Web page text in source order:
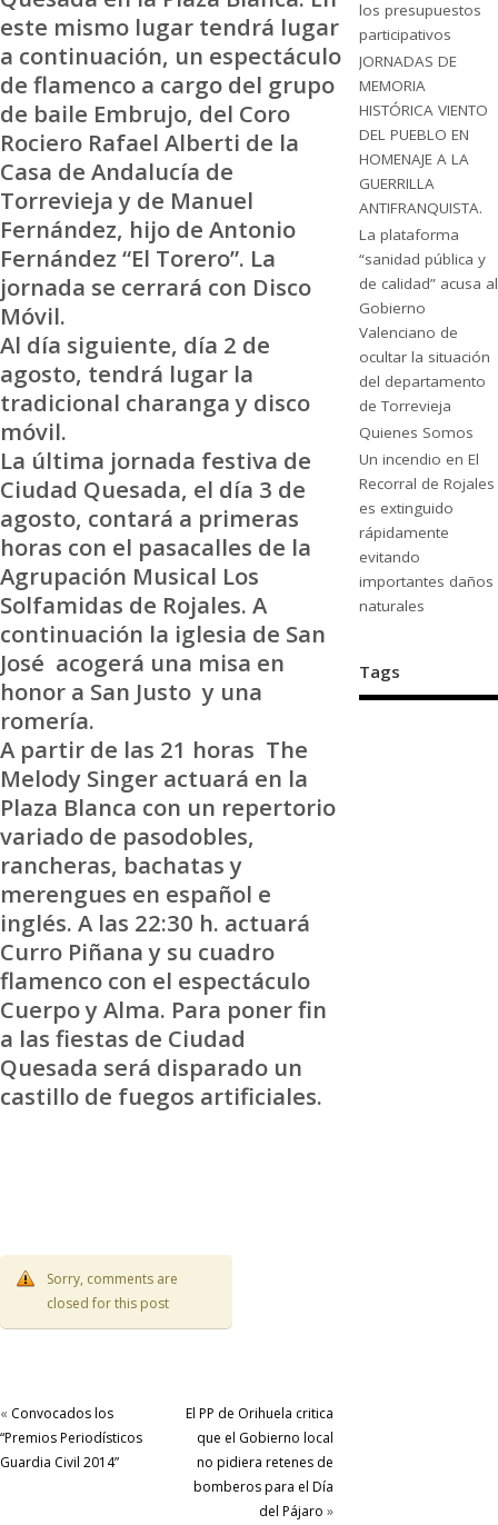
este mismo lugar tendrá lugar
a continuación, un espectáculo
de flamenco a cargo del grupo
de baile Embrujo, del Coro
Rociero Rafael Alberti de la
Casa de Andalucía de
Torrevieja y de Manuel
Fernández, hijo de Antonio
Fernández “El Torero”. La
jornada se cerrará con Disco
Móvil.
Al día siguiente, día 2 de
agosto, tendrá lugar la
tradicional charanga y disco
móvil.
La última jornada festiva de
Ciudad Quesada, el día 3 de
agosto, contará a primeras
horas con el pasacalles de la
Agrupación Musical Los
Solfamidas de Rojales. A
continuación la iglesia de San
José acogerá una misa en
honor a San Justo y una
romería.
A partir de las 21 horas The
Melody Singer actuará en la
Plaza Blanca con un repertorio
variado de pasodobles,
rancheras, bachatas y
merengues en español e
inglés. A las 22:30 h. actuará
Curro Piñana y su cuadro
flamenco con el espectáculo
Cuerpo y Alma. Para poner fin
a las fiestas de Ciudad
Quesada será disparado un
castillo de fuegos artificiales.
Sorry, comments are
closed for this post
« Convocados los
“Premios Periodísticos
Guardia Civil 2014”
El PP de Orihuela critica
que el Gobierno local
no pidiera retenes de
bomberos para el Día
del Pájaro »
los presupuestos
participativos
JORNADAS DE
MEMORIA
HISTÓRICA VIENTO
DEL PUEBLO EN
HOMENAJE A LA
GUERRILLA
ANTIFRANQUISTA.
La plataforma
“sanidad pública y
de calidad” acusa al
Gobierno
Valenciano de
ocultar la situación
del departamento
de Torrevieja
Quienes Somos
Un incendio en El
Recorral de Rojales
es extinguido
rápidamente
evitando
importantes daños
naturales
Tags